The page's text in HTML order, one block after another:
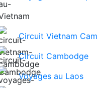
Circuit Vietnam
Circuit Cambodge
Voyages au Laos